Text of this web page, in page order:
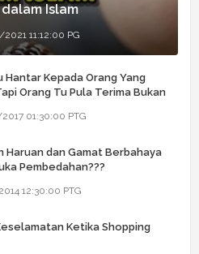
Islam
11:12:00 PG
Hantar Kepada Orang Yang
Orang Tu Pula Terima Bukan
01:30:00 PTG
Haruan dan Gamat Berbahaya
Pembedahan???
12:30:00 PTG
Ketika Shopping